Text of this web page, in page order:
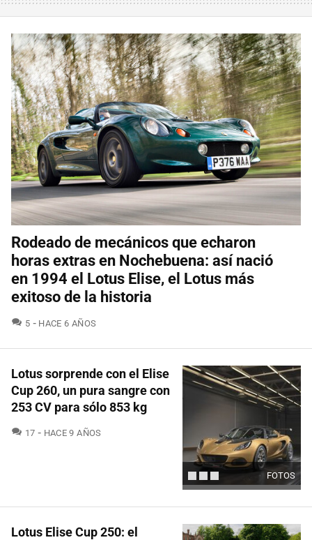
Rodeado de mecánicos que echaron
horas extras en Nochebuena: así nació
en 1994 el Lotus Elise, el Lotus más
exitoso de la historia
5 COMENTARIOS
HACE 6 AÑOS
FOTOS
Lotus sorprende con el Elise
Cup 260, un pura sangre con
253 CV para sólo 853 kg
17 COMENTARIOS
HACE 9 AÑOS
Lotus Elise Cup 250: el